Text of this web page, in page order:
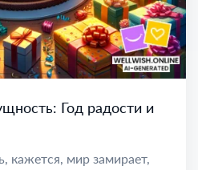
Год радости и
кажется, мир замирает,